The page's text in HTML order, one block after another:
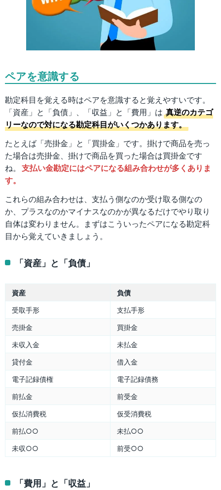
ペアを意識する
勘定科目を覚える時はペアを意識すると覚えやすいです。
「資産」と「負債」、「収益」と「費用」は 真逆のカテゴ
リーなので対になる勘定科目がいくつかあります。
たとえば「売掛金」と「買掛金」です。掛けで商品を売っ
た場合は売掛金、掛けで商品を買った場合は買掛金です
ね。 支払い金勘定にはペアになる組み合わせが多くありま
す。
これらの組み合わせは、支払う側なのか受け取る側なの
か、プラスなのかマイナスなのかが異なるだけでやり取り
自体は変わりません。まずはこういったペアになる勘定科
目から覚えていきましょう。
「資産」と「負債」
資産
負債
受取手形
支払手形
売掛金
買掛金
未収入金
未払金
貸付金
借入金
電子記録債権
電子記録債務
前払金
前受金
仮払消費税
仮受消費税
前払○○
未払○○
未収○○
前受○○
「費用」と「収益」